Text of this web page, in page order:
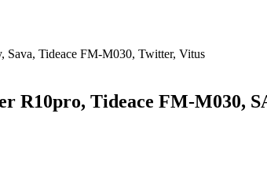
Sava, Tideace FM-M030, Twitter, Vitus
R10pro, Tideace FM-M030,